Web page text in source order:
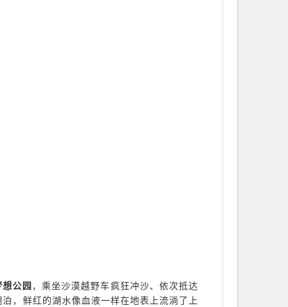
想公园 ，乘坐沙漠越野车疯狂冲沙、依次抵达
，鲜红的湖水像血液一样在地表上流淌了上